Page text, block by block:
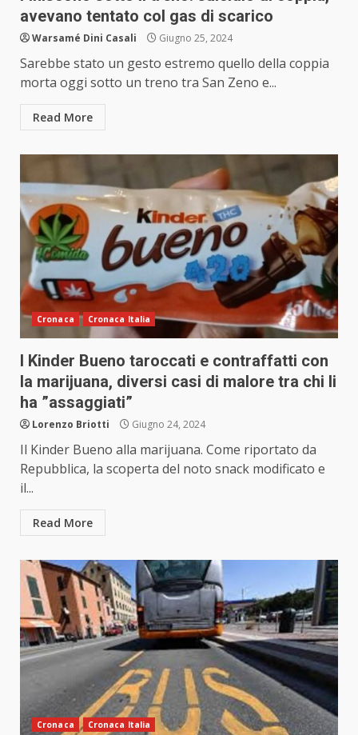
avevano tentato col gas di scarico
Warsamé Dini Casali Giugno 25, 2024
Sarebbe stato un gesto estremo quello della coppia
morta oggi sotto un treno tra San Zeno e...
Read More
Cronaca Cronaca Italia
I Kinder Bueno taroccati e contraffatti con
la marijuana, diversi casi di malore tra chi li
ha ”assaggiati”
Lorenzo Briotti Giugno 24, 2024
Il Kinder Bueno alla marijuana. Come riportato da
Repubblica, la scoperta del noto snack modificato e
il...
Read More
Cronaca Cronaca Italia